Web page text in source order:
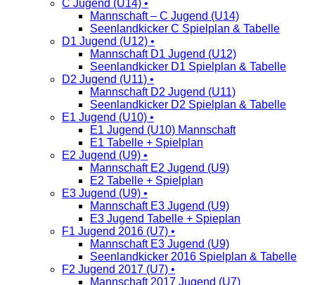
C Jugend (U14) •
Mannschaft – C Jugend (U14)
Seenlandkicker C Spielplan & Tabelle
D1 Jugend (U12) •
Mannschaft D1 Jugend (U12)
Seenlandkicker D1 Spielplan & Tabelle
D2 Jugend (U11) •
Mannschaft D2 Jugend (U11)
Seenlandkicker D2 Spielplan & Tabelle
E1 Jugend (U10) •
E1 Jugend (U10) Mannschaft
E1 Tabelle + Spielplan
E2 Jugend (U9) •
Mannschaft E2 Jugend (U9)
E2 Tabelle + Spielplan
E3 Jugend (U9) •
Mannschaft E3 Jugend (U9)
E3 Jugend Tabelle + Spieplan
F1 Jugend 2016 (U7) •
Mannschaft E3 Jugend (U9)
Seenlandkicker 2016 Spielplan & Tabelle
F2 Jugend 2017 (U7) •
Mannschaft 2017 Jugend (U7)